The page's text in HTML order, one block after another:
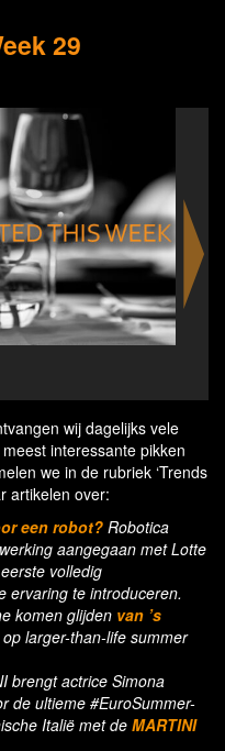
29
wij dagelijks vele
interessante pikken
we in de rubriek ‘Trends
artikelen over:
een robot?Robotica
aangegaan met Lotte
volledig
ervaring te introduceren.
komen glijden van ’s
op larger-than-life summer
brengt actrice Simona
de ultieme #EuroSummer-
Italië met de MARTINI